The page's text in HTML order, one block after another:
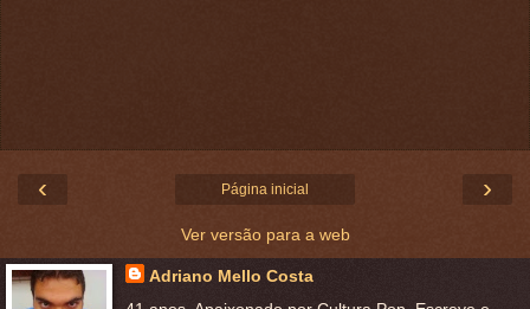
‹ ›
Página inicial
Ver versão para a web
Adriano Mello Costa